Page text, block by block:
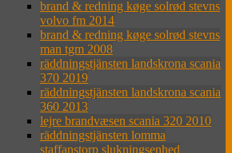
brand & redning køge solrød stevns
volvo fm 2014
brand & redning køge solrød stevns
man tgm 2008
räddningstjänsten landskrona scania
370 2019
räddningstjänsten landskrona scania
360 2013
lejre brandvæsen scania 320 2010
räddningstjänsten lomma
staffanstorp slukningsenhed